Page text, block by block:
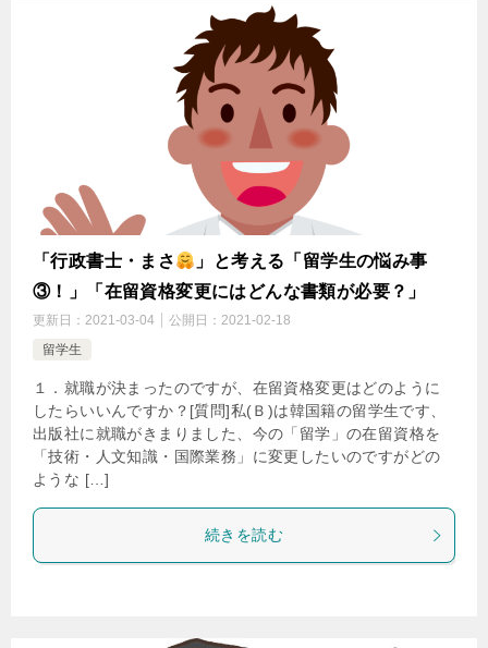
「行政書士・まさ
」と考える「留学生の悩み事
③！」「在留資格変更にはどんな書類が必要？」
更新日： 2021-03-04 公開日： 2021-02-18
留学生
１．就職が決まったのですが、在留資格変更はどのように
したらいいんですか？[質問]私(Ｂ)は韓国籍の留学生です、
出版社に就職がきまりました、今の「留学」の在留資格を
「技術・人文知識・国際業務」に変更したいのですがどの
ような […]
続きを読む